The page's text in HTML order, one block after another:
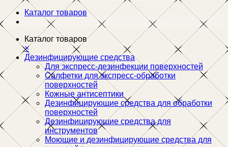
Каталог товаров
Каталог товаров
×
Дезинфицирующие средства
Для экспресс-дезинфекции поверхностей
Салфетки для экспресс-обработки
поверхностей
Кожные антисептики
Дезинфицирующие средства для обработки
поверхностей
Дезинфицирующие средства для
инструментов
Моющие и дезинфицирующие средства для